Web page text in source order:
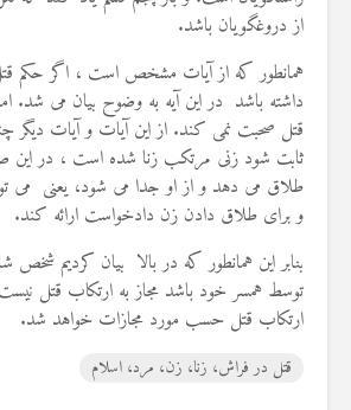
از دروغگویان باشد.
همانطور که از آیات مشخص است ، اگر حکم
داشته باشد در این آیه به وضوح بیان می شد.
قتل صحبت نمی کند. از این آیات و آیات دیگر
ثابت شود زنی مرتکب زنا شده است ، در این
طلاق می دهد و از او جدا می شود، یعنی می
و برای طلاق دادن زن دادخواست ارائه کند.
بنابر این همانطور که در بالا بیان کردیم شخص
توسط همسر خود باشد مجاز به ارتکاب قتل
ارتکاب قتل حسب مورد مجازات خواهد شد.
قتل در فراش، زنا، زن، مرد، اسلام
19 جولای 2026
36 نمایش ها